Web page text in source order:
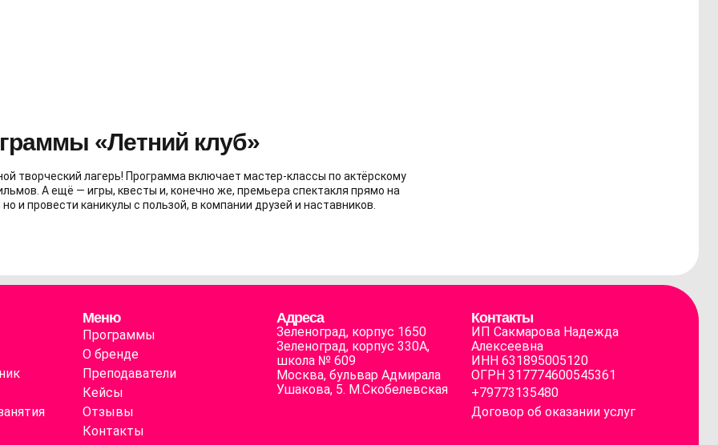
«Летний клуб»
творческий лагерь! Программа включает мастер-классы по актёрскому
А ещё — игры, квесты и, конечно же, премьера спектакля прямо на
и провести каникулы с пользой, в компании друзей и наставников.
Меню
Программы
О бренде
Преподаватели
Кейсы
Отзывы
Контакты
Адреса
Зеленоград, корпус 1650
Зеленоград, корпус 330А,
школа № 609
Москва, бульвар Адмирала
Ушакова, 5. М.Скобелевская
Контакты
ИП Сакмарова Надежда
Алексеевна
ИНН 631895005120
ОГРН 317774600545361
+79773135480
Договор об оказании услуг